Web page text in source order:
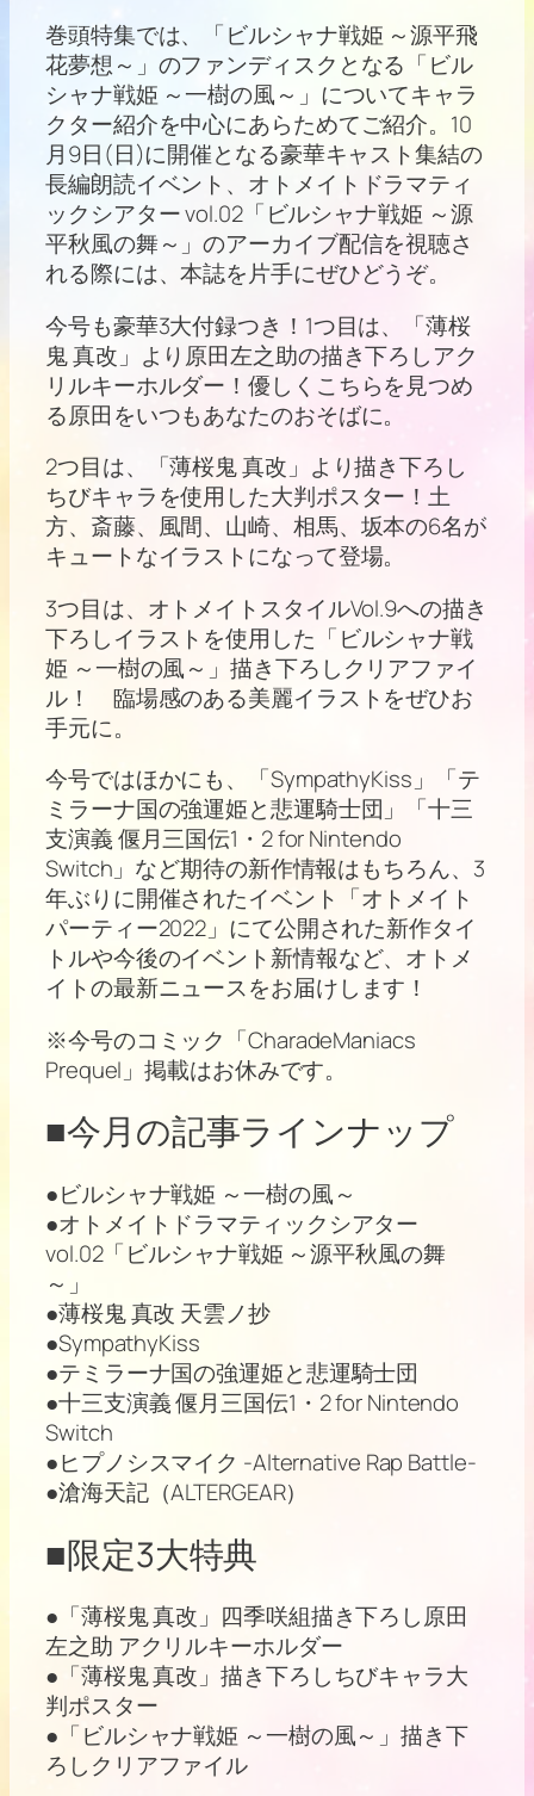
巻頭特集では、「ビルシャナ戦姫 ～源平飛
花夢想～」のファンディスクとなる「ビル
シャナ戦姫 ～一樹の風～」についてキャラ
クター紹介を中心にあらためてご紹介。10
月9日(日)に開催となる豪華キャスト集結の
長編朗読イベント、オトメイトドラマティ
ックシアター vol.02「ビルシャナ戦姫 ～源
平秋風の舞～」のアーカイブ配信を視聴さ
れる際には、本誌を片手にぜひどうぞ。
今号も豪華3大付録つき！1つ目は、「薄桜
鬼 真改」より原田左之助の描き下ろしアク
リルキーホルダー！優しくこちらを見つめ
る原田をいつもあなたのおそばに。
2つ目は、「薄桜鬼 真改」より描き下ろし
ちびキャラを使用した大判ポスター！土
方、斎藤、風間、山崎、相馬、坂本の6名が
キュートなイラストになって登場。
3つ目は、オトメイトスタイルVol.9への描き
下ろしイラストを使用した「ビルシャナ戦
姫 ～一樹の風～」描き下ろしクリアファイ
ル！ 臨場感のある美麗イラストをぜひお
手元に。
今号ではほかにも、「SympathyKiss」「テ
ミラーナ国の強運姫と悲運騎士団」「十三
支演義 偃月三国伝1・2 for Nintendo
Switch」など期待の新作情報はもちろん、3
年ぶりに開催されたイベント「オトメイト
パーティー2022」にて公開された新作タイ
トルや今後のイベント新情報など、オトメ
イトの最新ニュースをお届けします！
※今号のコミック「CharadeManiacs
Prequel」掲載はお休みです。
■今月の記事ラインナップ
●ビルシャナ戦姫 ～一樹の風～
●オトメイトドラマティックシアター
vol.02「ビルシャナ戦姫 ～源平秋風の舞
～」
●薄桜鬼 真改 天雲ノ抄
●SympathyKiss
●テミラーナ国の強運姫と悲運騎士団
●十三支演義 偃月三国伝1・2 for Nintendo
Switch
●ヒプノシスマイク -Alternative Rap Battle-
●滄海天記（ALTERGEAR）
■限定3大特典
●「薄桜鬼 真改」四季咲組描き下ろし原田
左之助 アクリルキーホルダー
●「薄桜鬼 真改」描き下ろしちびキャラ大
判ポスター
●「ビルシャナ戦姫 ～一樹の風～」描き下
ろしクリアファイル